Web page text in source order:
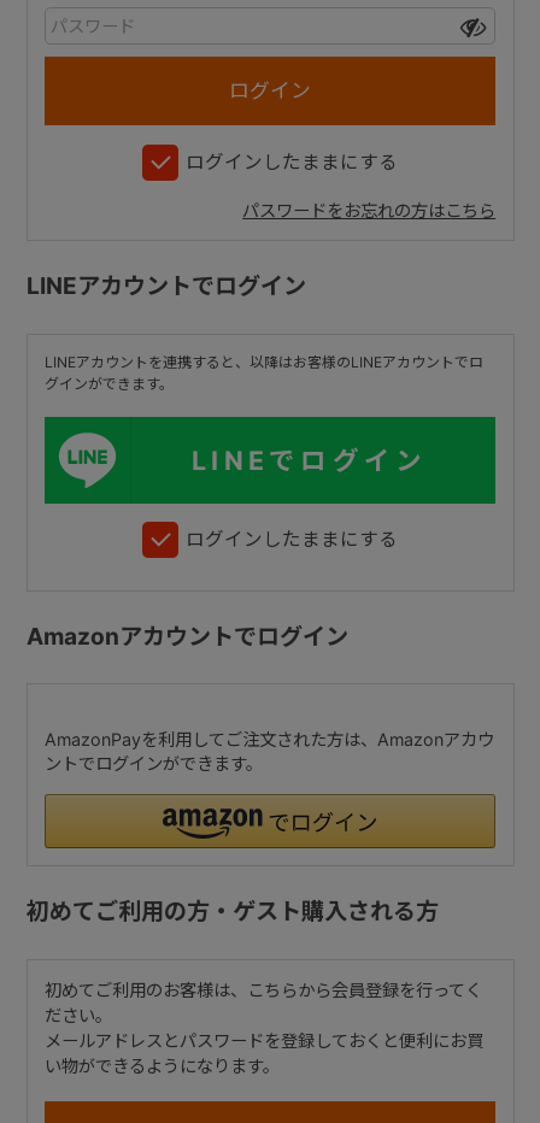
ログインしたままにする
パスワードをお忘れの方はこちら
LINEアカウントでログイン
LINEアカウントを連携すると、以降はお客様のLINEアカウントでロ
グインができます。
LINEでログイン
ログインしたままにする
Amazonアカウントでログイン
AmazonPayを利用してご注文された方は、Amazonアカウ
ントでログインができます。
初めてご利用の方・ゲスト購入される方
初めてご利用のお客様は、こちらから会員登録を行ってく
ださい。
メールアドレスとパスワードを登録しておくと便利にお買
い物ができるようになります。